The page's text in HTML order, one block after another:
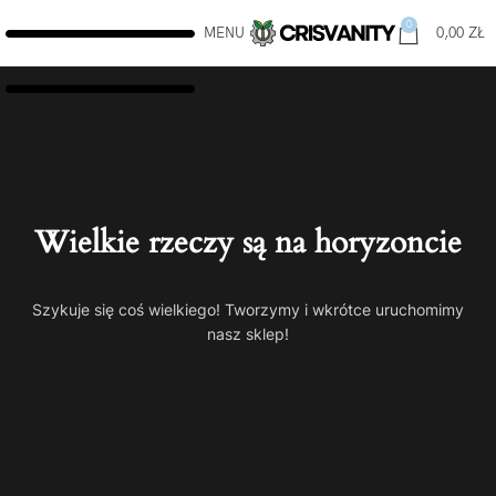
MENU 0 0,00 ZŁ
Wielkie rzeczy są na horyzoncie
Szykuje się coś wielkiego! Tworzymy i wkrótce uruchomimy
nasz sklep!